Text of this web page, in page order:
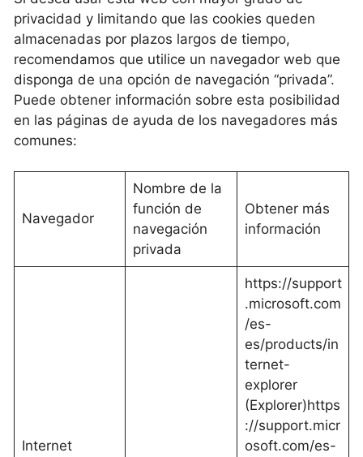
privacidad y limitando que las cookies queden
almacenadas por plazos largos de tiempo,
recomendamos que utilice un navegador web que
disponga de una opción de navegación “privada”.
Puede obtener información sobre esta posibilidad
en las páginas de ayuda de los navegadores más
comunes:
Navegador
Nombre de la
función de
navegación
privada
Obtener más
información
Internet
https://support
.microsoft.com
/es-
es/products/in
ternet-
explorer
(Explorer)https
://support.micr
osoft.com/es-